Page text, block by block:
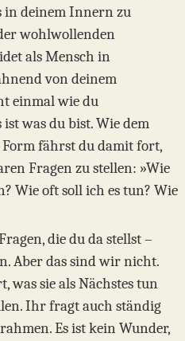
in deinem Innern zu
wohlwollenden
als Mensch in
von deinem
einmal wie du
was du bist. Wie dem
fährst du damit fort,
Fragen zu stellen: »Wie
Wie oft soll ich es tun? Wie
die du da stellst –
Aber das sind wir nicht.
was sie als Nächstes tun
Ihr fragt auch ständig
Es ist kein Wunder,